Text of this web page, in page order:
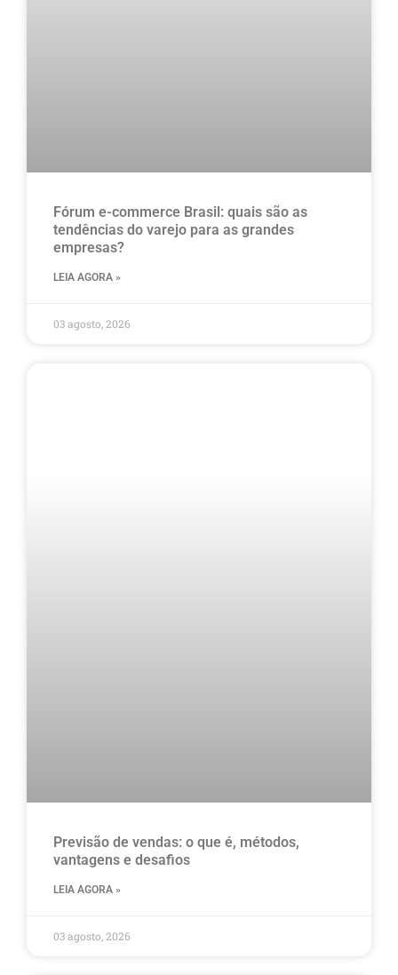
Fórum e-commerce Brasil: quais são as
tendências do varejo para as grandes
empresas?
LEIA AGORA »
03 agosto, 2026
Previsão de vendas: o que é, métodos,
vantagens e desafios
LEIA AGORA »
03 agosto, 2026